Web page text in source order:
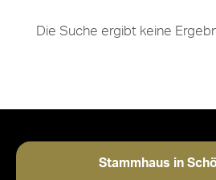
Die Suche ergibt keine
Stammhaus in